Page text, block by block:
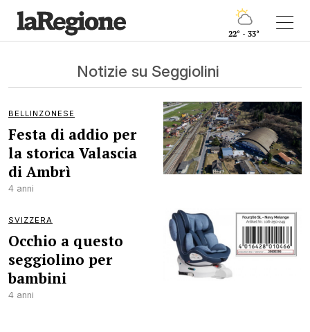
22° - 33°
Notizie su Seggiolini
BELLINZONESE
Festa di addio per
la storica Valascia
di Ambrì
4 anni
SVIZZERA
Occhio a questo
seggiolino per
bambini
4 anni